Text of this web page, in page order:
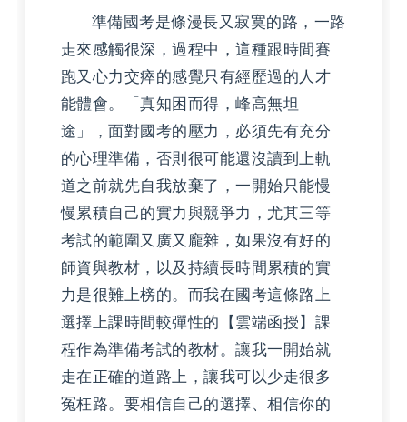
準備國考是條漫長又寂寞的路，一路
走來感觸很深，過程中，這種跟時間賽
跑又心力交瘁的感覺只有經歷過的人才
能體會。「真知困而得，峰高無坦
途」，面對國考的壓力，必須先有充分
的心理準備，否則很可能還沒讀到上軌
道之前就先自我放棄了，一開始只能慢
慢累積自己的實力與競爭力，尤其三等
考試的範圍又廣又龐雜，如果沒有好的
師資與教材，以及持續長時間累積的實
力是很難上榜的。而我在國考這條路上
選擇上課時間較彈性的【雲端函授】課
程作為準備考試的教材。讓我一開始就
走在正確的道路上，讓我可以少走很多
冤枉路。要相信自己的選擇、相信你的